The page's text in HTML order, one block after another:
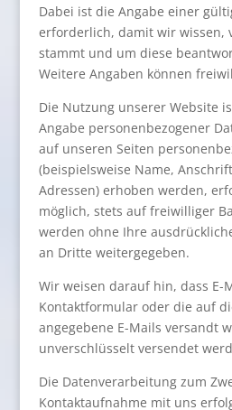
Dabei ist die Angabe einer
erforderlich, damit wir wissen,
stammt und um diese
Weitere Angaben können
Die Nutzung unserer Website
Angabe personenbezogener
auf unseren Seiten
(beispielsweise Name,
Adressen) erhoben werden,
möglich, stets auf freiwilliger
werden ohne Ihre
an Dritte weitergegeben.
Wir weisen darauf hin, dass E-
Kontaktformular oder die auf
angegebene E-Mails versandt
unverschlüsselt versendet
Die Datenverarbeitung zum
Kontaktaufnahme mit uns